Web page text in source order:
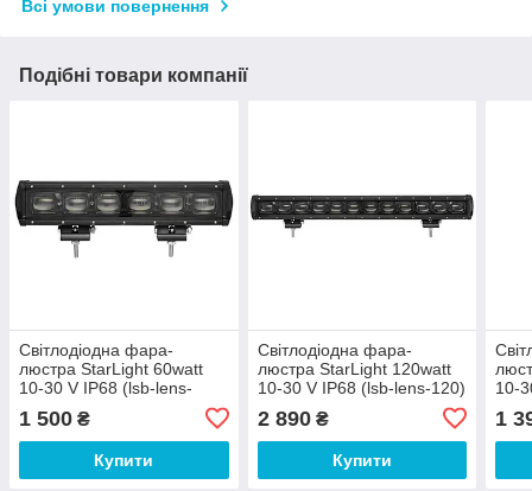
Всі умови повернення
Подібні товари компанії
Світлодіодна фара-
люстра StarLight 60watt
10-30 V IP68 (lsb-lens-
1 500 ₴
Купити
Світлодіодна фара-
люстра StarLight 120watt
10-30 V IP68 (lsb-lens-120)
2 890₴
Купити
10-
1